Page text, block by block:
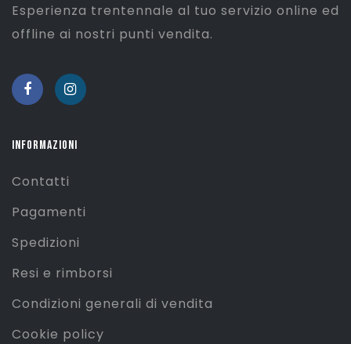
Esperienza trentennale al tuo servizio online ed
offline ai nostri punti vendita.
INFORMAZIONI
Contatti
Pagamenti
Spedizioni
Resi e rimborsi
Condizioni generali di vendita
Cookie policy